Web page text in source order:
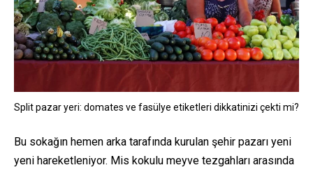
Split pazar yeri: domates ve fasülye etiketleri dikkatinizi çekti mi?
Bu sokağın hemen arka tarafında kurulan şehir pazarı yeni
yeni hareketleniyor. Mis kokulu meyve tezgahları arasında